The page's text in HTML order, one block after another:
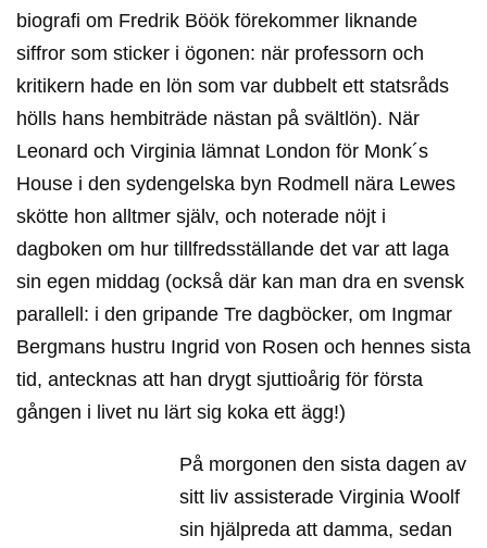
biografi om Fredrik Böök förekommer liknande
siffror som sticker i ögonen: när professorn och
kritikern hade en lön som var dubbelt ett statsråds
hölls hans hembiträde nästan på svältlön). När
Leonard och Virginia lämnat London för Monk´s
House i den sydengelska byn Rodmell nära Lewes
skötte hon alltmer själv, och noterade nöjt i
dagboken om hur tillfredsställande det var att laga
sin egen middag (också där kan man dra en svensk
parallell: i den gripande Tre dagböcker, om Ingmar
Bergmans hustru Ingrid von Rosen och hennes sista
tid, antecknas att han drygt sjuttioårig för första
gången i livet nu lärt sig koka ett ägg!)
På morgonen den sista dagen av
sitt liv assisterade Virginia Woolf
sin hjälpreda att damma, sedan